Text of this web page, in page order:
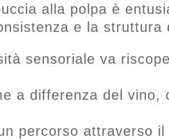
alla polpa è
e la struttura
sensoriale va
a differenza del vino,
percorso attraverso